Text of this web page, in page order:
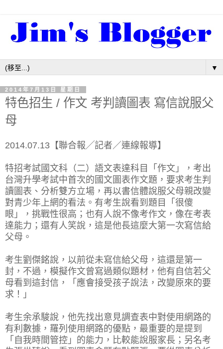
▼
2014年7月13日 星期日
特色招生 / 作文 考判讀圖表 寫信說服父
母
2014.07.13【聯合報╱記者／連線報導】
特招考試國文科（二）語文表達科目「作文」，考出
台灣升學考試中首次的國文圖表作文題，要求考生判
讀圖表、分析雙方立場，再以書信體說服父母親改變
對青少年上網的看法。有考生說看到題目「很傻
眼」，挑戰性很高；也有人說不像考作文，像在考表
達能力；還有人笑說，這是他長這麼大第一次寫信給
父母。
考生劉傑銘說，以前從未寫信給父母，這還是第一
封，不過，模擬作文曾寫過類似題材，他有自信若父
母看到這封信，「應會接受孩子說法，改變原來的要
求！」
考生余承駿說，他先找出意見調查表中對使用網路的
有利數據，羅列使用網路的優點，最重要的是提到
「自我時間管控」的能力，比較能說服家長；另名考